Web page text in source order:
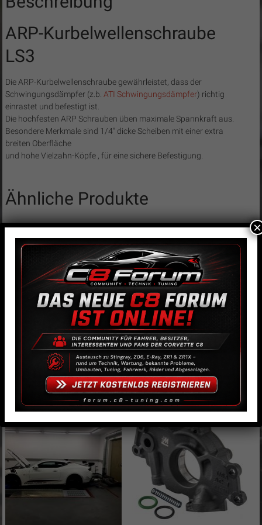
ARP-Kurbelwellenschraube
LS3
Die ARP-Kurbelwellenschraube gewährleistet, dass der
Schwingungsdämpfer (z.b. ATI Schwingungsdämpfer) richtig
einrastet und befestigt ist.
Die hochfesten ARP Schrauben üben maximale Spannkraft aus.
Besondere Merkmale sind 1/4″ dicke Scheiben mit einer extra
breiten Oberfläche
und hohe Vielzahn-Köpfe , für eine sichere Befestigung.
Ähnliche Produkte
Fast LSXR 102mm LS3
Ansaugspinne
Nockenwellentuning für
Automatik (L99)
3.799,00€
×